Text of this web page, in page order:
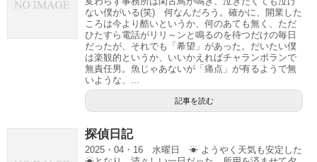
ない僕がいる(笑) 何なんだろう。確かに、開業した
ころは今より酷いというか、何のあても無く、ただ
ひたすら電話がリリ～ンと鳴るのを待つだけの毎日
だったが、それでも「希望」があった。だいたい僕
は楽観的というか、いいかえればチャランポランで
無責任男。魚じゃあないが「痛点」が有るようで無
いような、...
記事を読む
探偵日記
2025・04・16 水曜日 ☀ ようやく天気も安定した